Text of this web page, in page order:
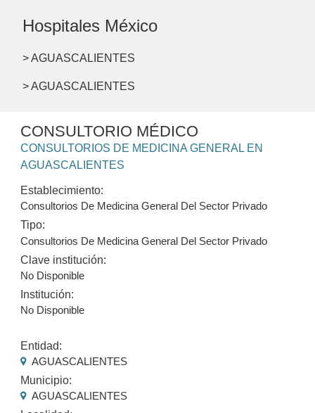
Hospitales México
> AGUASCALIENTES
> AGUASCALIENTES
CONSULTORIO MÉDICO
CONSULTORIOS DE MEDICINA GENERAL EN
AGUASCALIENTES
Establecimiento:
Consultorios De Medicina General Del Sector Privado
Tipo:
Consultorios De Medicina General Del Sector Privado
Clave institución:
No Disponible
Institución:
No Disponible
Entidad:
AGUASCALIENTES
Municipio:
AGUASCALIENTES